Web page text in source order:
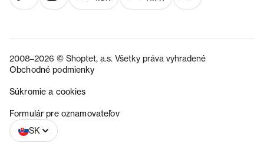
2008–2026 © Shoptet, a.s. Všetky práva vyhradené
Obchodné podmienky
Súkromie a cookies
Formulár pre oznamovateľov
SK